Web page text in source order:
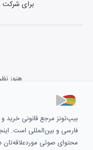
برای شرکت
هنوز
بیپ‌تونز مرجع قانونی
فارسی و بین‌المللی است.
محتوای صوتی